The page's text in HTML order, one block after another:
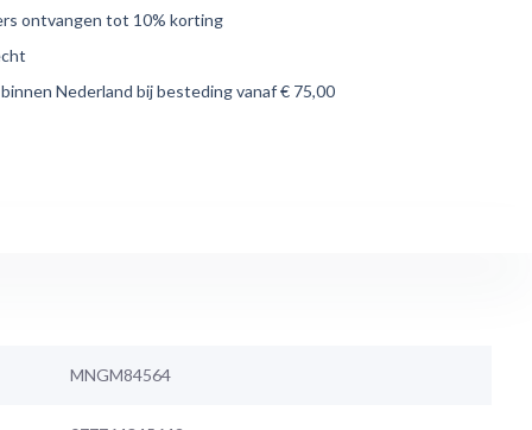
ontvangen tot 10% korting
Nederland bij besteding vanaf € 75,00
MNGM84564